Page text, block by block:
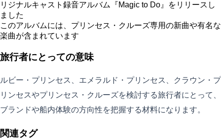
リジナルキャスト録音アルバム『Magic to Do』をリリースし
ました
このアルバムには、プリンセス・クルーズ専用の新曲や有名な
楽曲が含まれています
旅行者にとっての意味
ルビー・プリンセス、エメラルド・プリンセス、クラウン・プ
リンセスやプリンセス・クルーズを検討する旅行者にとって、
ブランドや船内体験の方向性を把握する材料になります。
関連タグ